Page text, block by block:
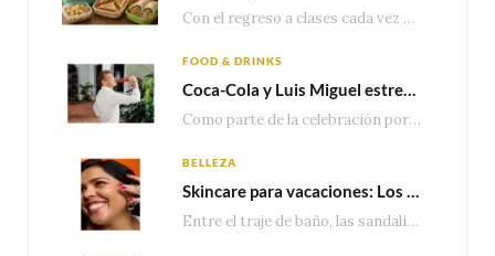
Con el regreso a clases cada vez más cerca, las familias comienzan a reorganizar horarios,…
FOOD & DRINKS
Coca-Cola y Luis Miguel estrenan el comercial que celebra 100 años de historia junto a México
Como parte de la celebración por sus primeros 100 años enMéxico, Coca-Cola presenta hoy el…
BELLEZA
Skincare para vacaciones: Los do’s and dont’s para cuidar tu piel
Entre el traje de baño, las sandalias, los lentes de sol y los looks que…